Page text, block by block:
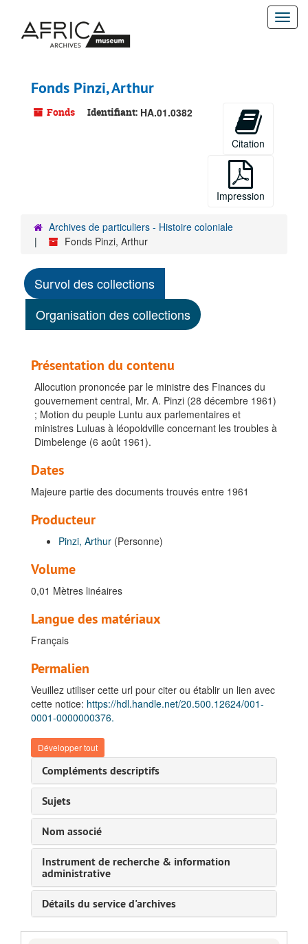
contenu
Fonds Pinzi, Arthur
Fonds Identifiant: HA.01.0382
Citation
Impression
Archives de particuliers - Histoire coloniale
Fonds Pinzi, Arthur
Survol des collections
Organisation des collections
Présentation du contenu
Allocution prononcée par le ministre des Finances du
gouvernement central, Mr. A. Pinzi (28 décembre 1961)
; Motion du peuple Luntu aux parlementaires et
ministres Luluas à léopoldville concernant les troubles à
Dimbelenge (6 août 1961).
Dates
Majeure partie des documents trouvés entre 1961
Producteur
Pinzi, Arthur (Personne)
Volume
0,01 Mètres linéaires
Langue des matériaux
Français
Permalien
Veuillez utiliser cette url pour citer ou établir un lien avec
cette notice: https://hdl.handle.net/20.500.12624/001-
0001-0000000376.
Développer tout
Compléments descriptifs
Sujets
Nom associé
Instrument de recherche & information
administrative
Détails du service d'archives